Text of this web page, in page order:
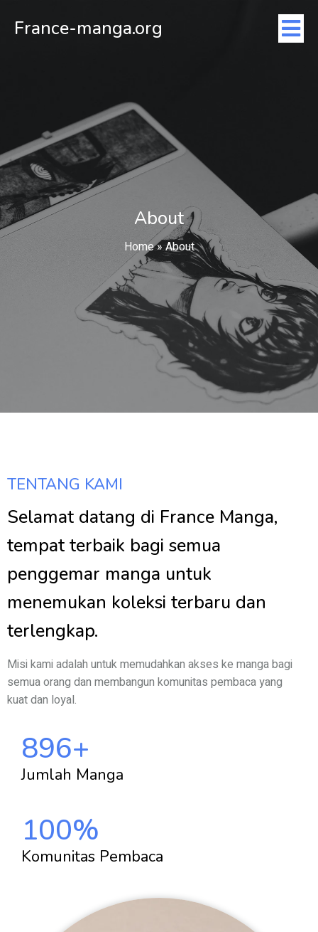
France-manga.org
About
Home»About
TENTANG KAMI
Selamat datang di France Manga,
tempat terbaik bagi semua
penggemar manga untuk
menemukan koleksi terbaru dan
terlengkap.
Misi kami adalah untuk memudahkan akses ke manga bagi
semua orang dan membangun komunitas pembaca yang
kuat dan loyal.
896+
Jumlah Manga
100%
Komunitas Pembaca